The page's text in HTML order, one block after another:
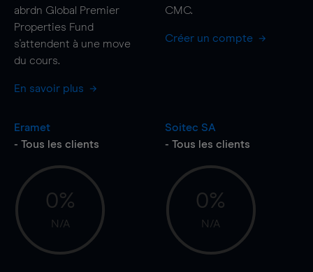
abrdn Global Premier
Properties Fund
s'attendent à une move
du cours.
En savoir plus
CMC.
Créer un compte
Eramet
- Tous les clients
0%
N/A
Soitec SA
- Tous les clients
0%
N/A